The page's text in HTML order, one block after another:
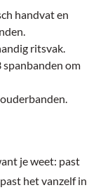
handvat en
ritsvak.
om
je weet: past
het vanzelf in